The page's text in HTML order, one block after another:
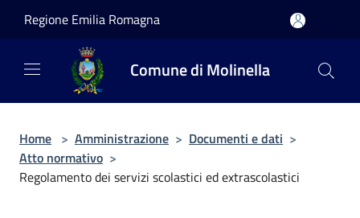
Regione Emilia Romagna
Comune di Molinella
Home > Amministrazione > Documenti e dati >
Atto normativo >
Regolamento dei servizi scolastici ed extrascolastici